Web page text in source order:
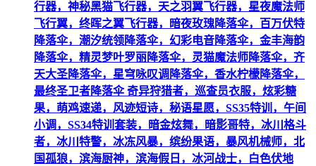
行器，神秘黑猫飞行器，天之羽翼飞行器，星夜魔法师
飞行翼，终晖之翼飞行器，暗夜玫瑰降落伞，百万伏特
降落伞，潮汐统领降落伞，幻彩电音降落伞，金丰海韵
降落伞，精灵梦叶罗丽降落伞，灵猫魔法师降落伞，齐
天大圣降落伞，星穹咏叹调降落伞，香水柠檬降落伞，
最终圣卫者降落伞 奇异狩猎者，巡查员衣服，炫彩糖
果，萌鸡速递，风迹短诗，秘语星愿，SS35特训，午间
小调，SS34特训套装，暗金炫舞，暗影哥特，冰川格斗
者，冰川特警，冰冻风暴，缤纷果语，暴风机械师，北
国孤狼，滨海厨神，滨海假日，冰河战士，白色伏地